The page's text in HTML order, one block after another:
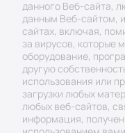
данного Веб-сайта,
данным Веб-сайтом,
сайтах, включая,
за вирусов, которые
оборудование,
другую
использования или
загрузки любых
любых веб-сайтов,
информация,